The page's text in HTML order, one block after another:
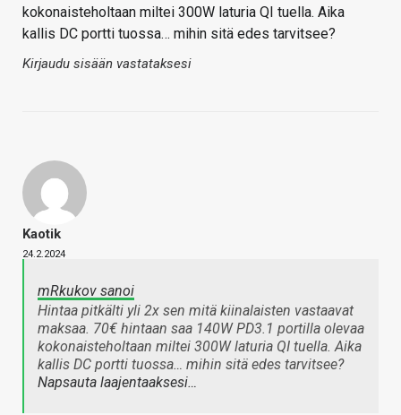
kokonaisteholtaan miltei 300W laturia QI tuella. Aika
kallis DC portti tuossa… mihin sitä edes tarvitsee?
Kirjaudu sisään vastataksesi
Kaotik
24.2.2024
mRkukov sanoi
Hintaa pitkälti yli 2x sen mitä kiinalaisten vastaavat
maksaa. 70€ hintaan saa 140W PD3.1 portilla olevaa
kokonaisteholtaan miltei 300W laturia QI tuella. Aika
kallis DC portti tuossa… mihin sitä edes tarvitsee?
Napsauta laajentaaksesi…